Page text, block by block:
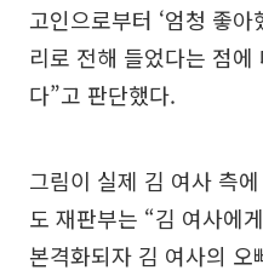
고인으로부터 ‘엄청 좋
리로 전해 들었다는 점
다”고 판단했다.
그림이 실제 김 여사 측
도 재판부는 “김 여사에
본격화되자 김 여사의